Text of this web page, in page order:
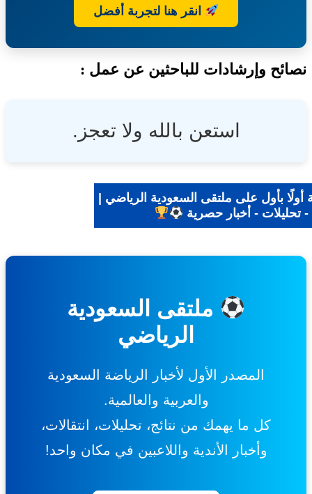
انقر هنا لتجربة أفضل
وإرشادات للباحثين عن عمل :
استعن بالله ولا تعجز.
بأول على ملتقى السعودية الرياضي |
تحليلات - أخبار حصرية
ملتقى السعودية
الرياضي
المصدر الأول لأخبار الرياضة السعودية
والعربية والعالمية.
كل ما يهمك من نتائج، تحليلات، انتقالات،
وأخبار الأندية واللاعبين في مكان واحد!